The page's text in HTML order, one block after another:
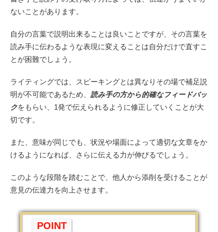
ないことがあります。
自分の言葉で説明出来ることは良いことですが、その言葉を
読み手に伝わるような表現に変えることは自分だけで直すこ
とが困難でしょう。
ライティングでは、スピーキングとは異なりその場で補足説
明が不可能であるため、 読み手の方から的確なフィードバッ
クをもらい、1発で伝えられるように修正していくことが大
切です。
また、意味が同じでも、状況や場面によって適切な文章をか
けるようになれば、さらに伝える力が伸びるでしょう。
このような段階を踏むことで、他人から添削を受けることが
意見の伝達力を向上させます。
POINT